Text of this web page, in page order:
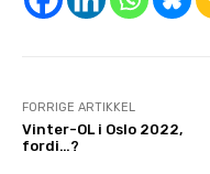
FORRIGE ARTIKKEL
Vinter-OL i Oslo 2022,
fordi…?